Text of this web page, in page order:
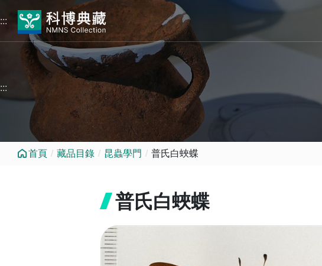
跳到中央內容區塊
:::
:::
首頁 藏品目錄 昆蟲學門 普氏白蛺蝶
普氏白蛺蝶